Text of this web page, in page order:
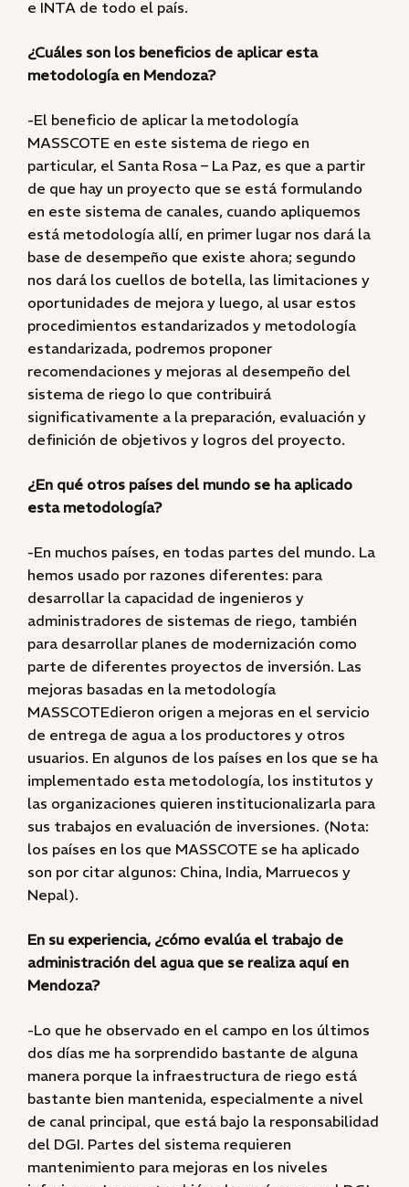
e INTA de todo el país.
¿Cuáles son los beneficios de aplicar esta
metodología en Mendoza?
-El beneficio de aplicar la metodología
MASSCOTE en este sistema de riego en
particular, el Santa Rosa – La Paz, es que a partir
de que hay un proyecto que se está formulando
en este sistema de canales, cuando apliquemos
está metodología allí, en primer lugar nos dará la
base de desempeño que existe ahora; segundo
nos dará los cuellos de botella, las limitaciones y
oportunidades de mejora y luego, al usar estos
procedimientos estandarizados y metodología
estandarizada, podremos proponer
recomendaciones y mejoras al desempeño del
sistema de riego lo que contribuirá
significativamente a la preparación, evaluación y
definición de objetivos y logros del proyecto.
¿En qué otros países del mundo se ha aplicado
esta metodología?
-En muchos países, en todas partes del mundo. La
hemos usado por razones diferentes: para
desarrollar la capacidad de ingenieros y
administradores de sistemas de riego, también
para desarrollar planes de modernización como
parte de diferentes proyectos de inversión. Las
mejoras basadas en la metodología
MASSCOTEdieron origen a mejoras en el servicio
de entrega de agua a los productores y otros
usuarios. En algunos de los países en los que se ha
implementado esta metodología, los institutos y
las organizaciones quieren institucionalizarla para
sus trabajos en evaluación de inversiones. (Nota:
los países en los que MASSCOTE se ha aplicado
son por citar algunos: China, India, Marruecos y
Nepal).
En su experiencia, ¿cómo evalúa el trabajo de
administración del agua que se realiza aquí en
Mendoza?
-Lo que he observado en el campo en los últimos
dos días me ha sorprendido bastante de alguna
manera porque la infraestructura de riego está
bastante bien mantenida, especialmente a nivel
de canal principal, que está bajo la responsabilidad
del DGI. Partes del sistema requieren
mantenimiento para mejoras en los niveles